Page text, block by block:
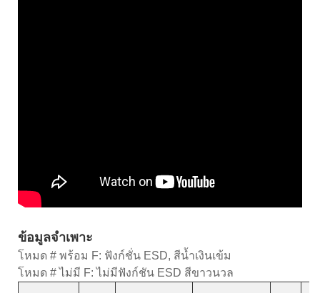
ข้อมูลจำเพาะ
โหมด # พร้อม F: ฟังก์ชั่น ESD, สีน้ำเงินเข้ม
โหมด # ไม่มี F: ไม่มีฟังก์ชัน ESD สีขาวนวล